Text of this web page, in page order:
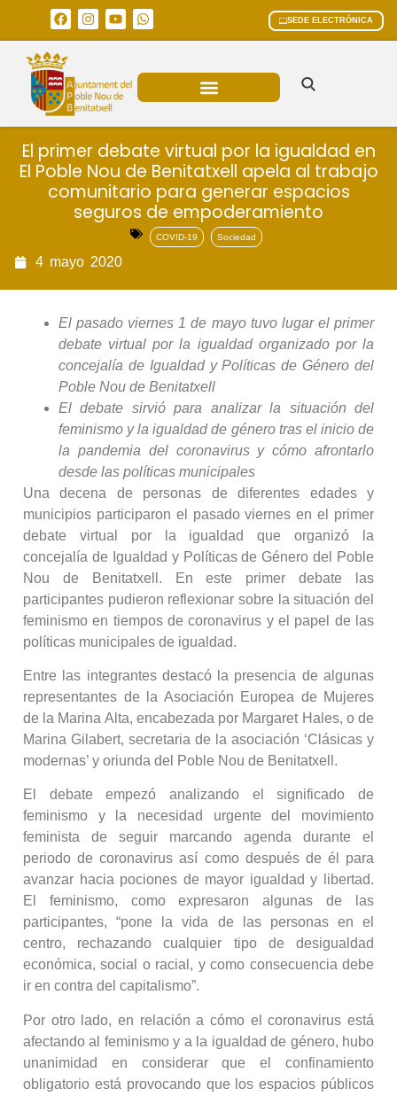
SEDE ELECTRÓNICA
El primer debate virtual por la igualdad en
El Poble Nou de Benitatxell apela al trabajo
comunitario para generar espacios
seguros de empoderamiento
COVID-19 Sociedad
4 mayo 2020
El pasado viernes 1 de mayo tuvo lugar el primer
debate virtual por la igualdad organizado por la
concejalía de Igualdad y Políticas de Género del
Poble Nou de Benitatxell
El debate sirvió para analizar la situación del
feminismo y la igualdad de género tras el inicio de
la pandemia del coronavirus y cómo afrontarlo
desde las políticas municipales
Una decena de personas de diferentes edades y
municipios participaron el pasado viernes en el primer
debate virtual por la igualdad que organizó la
concejalía de Igualdad y Políticas de Género del Poble
Nou de Benitatxell. En este primer debate las
participantes pudieron reflexionar sobre la situación del
feminismo en tiempos de coronavirus y el papel de las
políticas municipales de igualdad.
Entre las integrantes destacó la presencia de algunas
representantes de la Asociación Europea de Mujeres
de la Marina Alta, encabezada por Margaret Hales, o de
Marina Gilabert, secretaria de la asociación ‘Clásicas y
modernas’ y oriunda del Poble Nou de Benitatxell.
El debate empezó analizando el significado de
feminismo y la necesidad urgente del movimiento
feminista de seguir marcando agenda durante el
periodo de coronavirus así como después de él para
avanzar hacia pociones de mayor igualdad y libertad.
El feminismo, como expresaron algunas de las
participantes, “pone la vida de las personas en el
centro, rechazando cualquier tipo de desigualdad
económica, social o racial, y como consecuencia debe
ir en contra del capitalismo”.
Por otro lado, en relación a cómo el coronavirus está
afectando al feminismo y a la igualdad de género, hubo
unanimidad en considerar que el confinamiento
obligatorio está provocando que los espacios públicos